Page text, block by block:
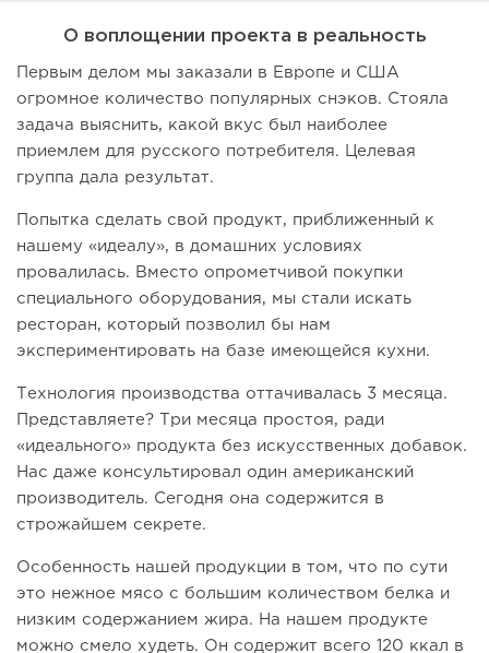
О воплощении проекта в реальность
Первым делом мы заказали в Европе и США
огромное количество популярных снэков. Стояла
задача выяснить, какой вкус был наиболее
приемлем для русского потребителя. Целевая
группа дала результат.
Попытка сделать свой продукт, приближенный к
нашему «идеалу», в домашних условиях
провалилась. Вместо опрометчивой покупки
специального оборудования, мы стали искать
ресторан, который позволил бы нам
экспериментировать на базе имеющейся кухни.
Технология производства оттачивалась 3 месяца.
Представляете? Три месяца простоя, ради
«идеального» продукта без искусственных добавок.
Нас даже консультировал один американский
производитель. Сегодня она содержится в
строжайшем секрете.
Особенность нашей продукции в том, что по сути
это нежное мясо с большим количеством белка и
низким содержанием жира. На нашем продукте
можно смело худеть. Он содержит всего 120 ккал в